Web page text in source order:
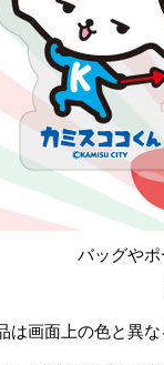
バッグや
は画面上の色と異